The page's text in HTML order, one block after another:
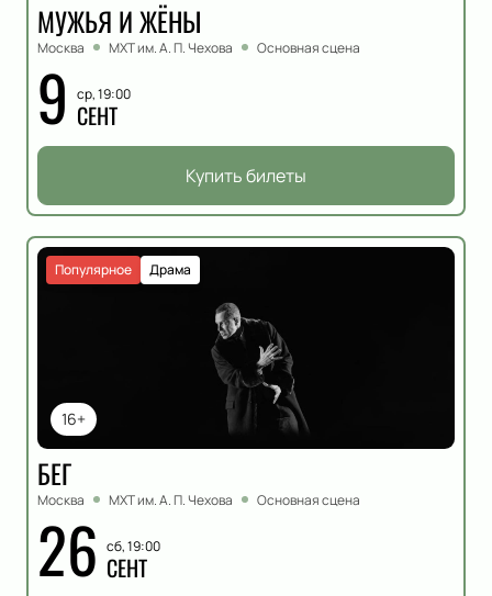
МУЖЬЯ И ЖЁНЫ
Москва МХТ им. А. П. Чехова Основная сцена
9 ср, 19:00
СЕНТ
Купить билеты
16+
Драма
Популярное
БЕГ
Москва МХТ им. А. П. Чехова Основная сцена
26 сб, 19:00
СЕНТ